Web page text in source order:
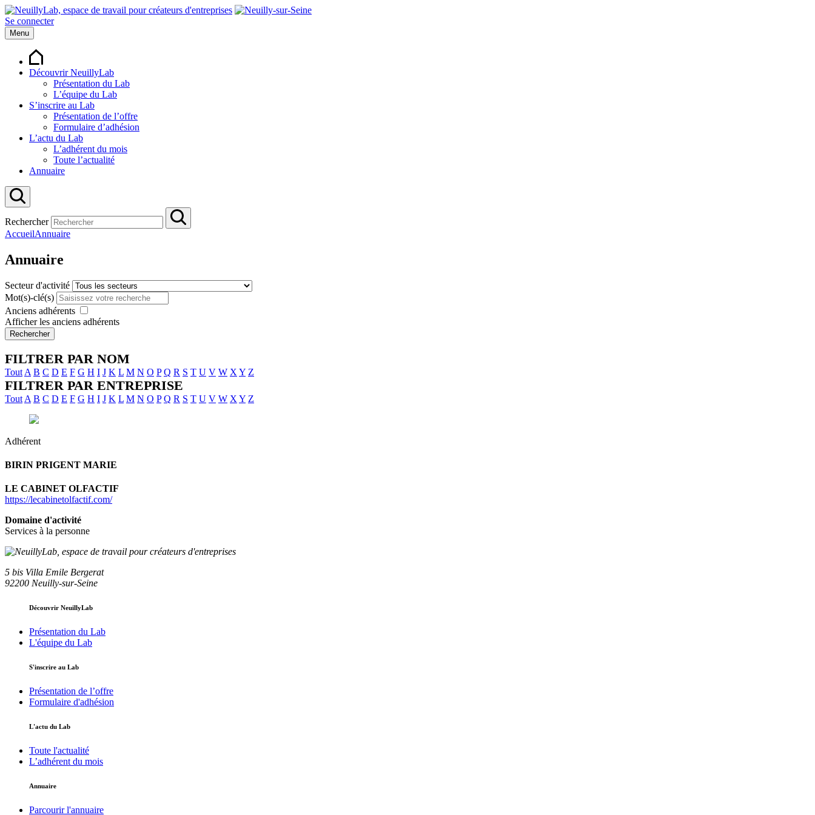
Se connecter
Menu
Découvrir NeuillyLab
Présentation du Lab
L’équipe du Lab
S’inscrire au Lab
Présentation de l’offre
Formulaire d’adhésion
L’actu du Lab
L’adhérent du mois
Toute l’actualité
Annuaire
Rechercher
AccueilAnnuaire
Annuaire
Secteur d'activité
Mot(s)-clé(s)
Anciens adhérents
Afficher les anciens adhérents
Rechercher
FILTRER PAR NOM
Tout A B C D E F G H I J K L M N O P Q R S T U V W X Y Z
FILTRER PAR ENTREPRISE
Tout A B C D E F G H I J K L M N O P Q R S T U V W X Y Z
Adhérent
BIRIN PRIGENT MARIE
LE CABINET OLFACTIF
https://lecabinetolfactif.com/
Domaine d'activité
Services à la personne
5 bis Villa Emile Bergerat
92200 Neuilly-sur-Seine
Découvrir NeuillyLab
Présentation du Lab
L'équipe du Lab
S'inscrire au Lab
Présentation de l’offre
Formulaire d'adhésion
L'actu du Lab
Toute l'actualité
L’adhérent du mois
Annuaire
Parcourir l'annuaire